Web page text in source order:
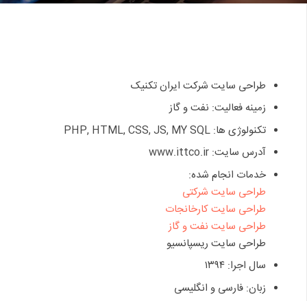
طراحی سایت شرکت ایران تکنیک
زمینه فعالیت: نفت و گاز
تکنولوژی ها: PHP, HTML, CSS, JS, MY SQL
آدرس سایت: www.ittco.ir
خدمات انجام شده:
طراحی سایت شرکتی
طراحی سایت کارخانجات
طراحی سایت نفت و گاز
طراحی سایت ریسپانسیو
سال اجرا: ۱۳۹۴
زبان: فارسی و انگلیسی